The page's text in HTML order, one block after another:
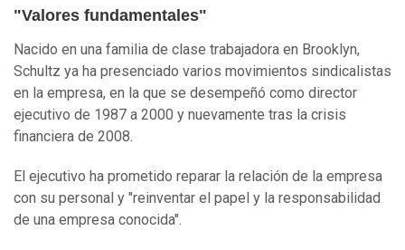
"Valores fundamentales"
Nacido en una familia de clase trabajadora en Brooklyn,
Schultz ya ha presenciado varios movimientos sindicalistas
en la empresa, en la que se desempeñó como director
ejecutivo de 1987 a 2000 y nuevamente tras la crisis
financiera de 2008.
El ejecutivo ha prometido reparar la relación de la empresa
con su personal y "reinventar el papel y la responsabilidad
de una empresa conocida".